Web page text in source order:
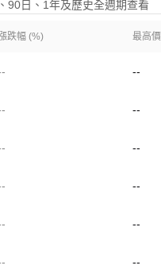
90日、1年及歷史全週期查看
跌幅 (%) 最高價
--
--
--
--
--
--